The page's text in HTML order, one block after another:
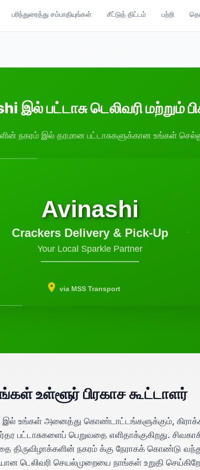
பரிந்துரைத்து சம்பாதியுங்கள் சீட்டுத் திட்டம் பற்றி
இல் பட்டாசு டெலிவரி மற்றும்
நகரம் இல் தரமான பட்டாசுகளுக்கான உங்கள்
Avinashi
Crackers Delivery & Pick-Up
Your Local Sparkle Partner
via MSS Transport
உள்ளூர் பிரகாச கூட்டாளர்
இல் உங்கள் அனைத்து கொண்டாட்டங்களுக்கும்,
பட்டாசுகளைப் பெறுவதை எளிதாக்குகிறது.
திருவிழாக்களின் நகரம் க்கு நேராகக் கொண்டு
டெலிவரி செயல்முறையை நாங்கள் உறுதி